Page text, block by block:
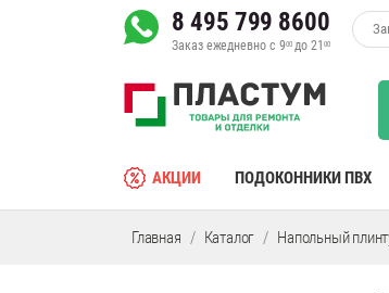
8 495 799 8600
Заказ ежедневно с 900до 2100
АКЦИИ ПОДОКОННИКИ ПВХ
Главная Каталог Напольный